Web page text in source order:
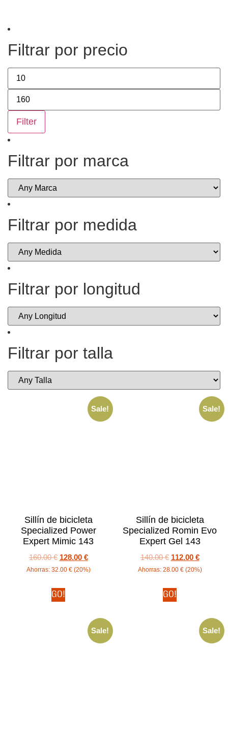
Filtrar por precio
Filter
Filtrar por marca
Filtrar por medida
Filtrar por longitud
Filtrar por talla
Sale!
Sillín de bicicleta
Specialized Power
Expert Mimic 143
160.00€ 128.00 €
Ahorras: 32.00 € (20%)
GO!
Sale!
Sillín de bicicleta
Specialized Romin Evo
Expert Gel 143
140.00€ 112.00 €
Ahorras: 28.00 € (20%)
GO!
Sale! Sale!